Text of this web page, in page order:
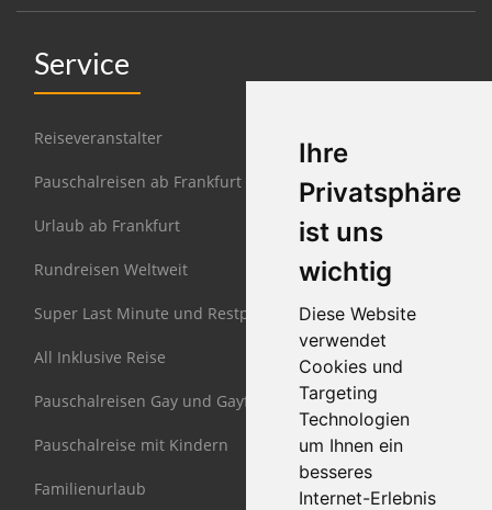
Ihre
Privatsphäre
ist uns
wichtig
Diese Website
verwendet
Cookies und
Targeting
Technologien
um Ihnen ein
besseres
Internet-Erlebnis
Service
Reiseveranstalter
Pauschalreisen ab Frankfurt
Urlaub ab Frankfurt
Rundreisen Weltweit
Super Last Minute und Restplätze
All Inklusive Reise
Pauschalreisen Gay und Gayfriendly
Pauschalreise mit Kindern
Familienurlaub